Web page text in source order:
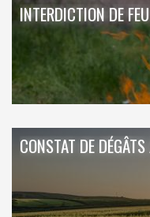
INTERDICTION DE
CONSTAT DE